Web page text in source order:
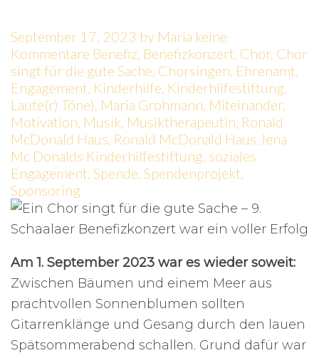
September 17, 2023 by Maria keine
Kommentare Benefiz, Benefizkonzert, Chor, Chor
singt für die gute Sache, Chorsingen, Ehrenamt,
Engagement, Kinderhilfe, Kinderhilfestiftung,
Laute(r) Töne), Maria Grohmann, Miteinander,
Motivation, Musik, Musiktherapeutin, Ronald
McDonald Haus, Ronald McDonald Haus Jena
Mc Donalds Kinderhilfestiftung, soziales
Engagement, Spende, Spendenprojekt,
Sponsoring
Am 1. September 2023 war es wieder soweit:
Zwischen Bäumen und einem Meer aus
prachtvollen Sonnenblumen sollten
Gitarrenklänge und Gesang durch den lauen
Spätsommerabend schallen. Grund dafür war